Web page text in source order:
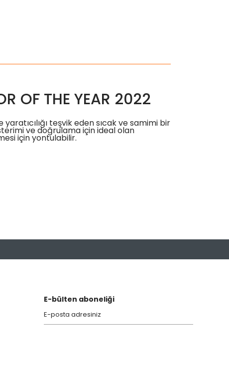
OF THE YEAR 2022
teşvik eden sıcak ve samimi bir
ve doğrulama için ideal olan
için yontulabilir.
E-bülten aboneliği